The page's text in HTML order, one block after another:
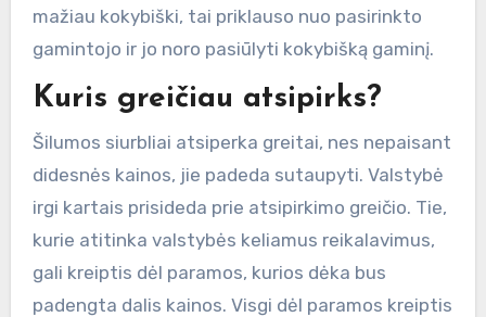
mažiau kokybiški, tai priklauso nuo pasirinkto
gamintojo ir jo noro pasiūlyti kokybišką gaminį.
Kuris greičiau atsipirks?
Šilumos siurbliai atsiperka greitai, nes nepaisant
didesnės kainos, jie padeda sutaupyti. Valstybė
irgi kartais prisideda prie atsipirkimo greičio. Tie,
kurie atitinka valstybės keliamus reikalavimus,
gali kreiptis dėl paramos, kurios dėka bus
padengta dalis kainos. Visgi dėl paramos kreiptis